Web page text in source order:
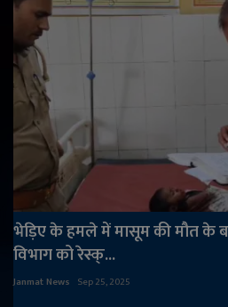
भेड़िए के हमले में मासूम की मौत के
विभाग को रेस्क्...
Janmat News Sep 25, 2025